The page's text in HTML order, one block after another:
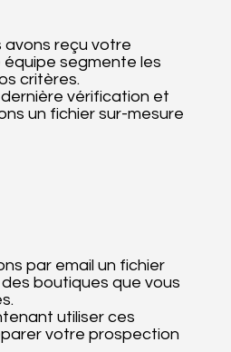
avons reçu votre
segmente les
critères.
vérification et
un fichier sur-mesure
par email un fichier
boutiques que vous
utiliser ces
votre prospection